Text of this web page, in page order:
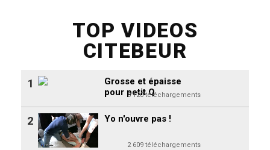
TOP VIDEOS
CITEBEUR
Grosse et épaisse
pour petit Q
3 120 téléchargements
1
Yo n'ouvre pas !
2 609 téléchargements
2